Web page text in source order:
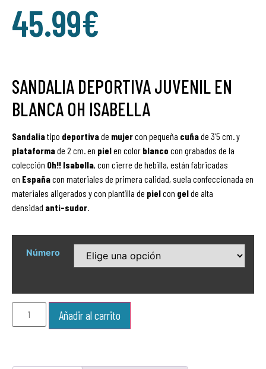
45.99€
SANDALIA DEPORTIVA JUVENIL EN
BLANCA OH ISABELLA
Sandaliatipo deportivade mujercon pequeña cuñade 3’5 cm. y
plataformade 2 cm. en pielen color blanco con grabados de la
colección Oh!! Isabella, con cierre de hebilla, están fabricadas
en Españacon materiales de primera calidad, suela confeccionada en
materiales aligerados y con plantilla de pielcon gelde alta
densidad anti-sudor
Número
Añadir al carrito